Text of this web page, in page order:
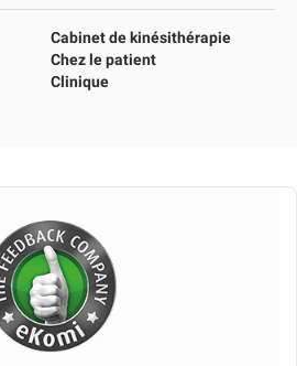
Cabinet de kinésithérapie
Chez le patient
Clinique